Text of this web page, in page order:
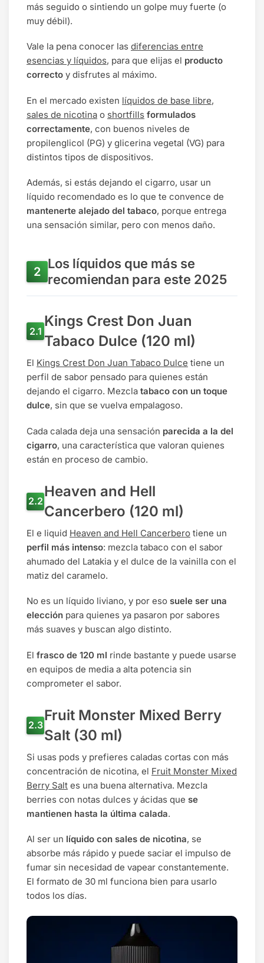
más seguido o sintiendo un golpe muy fuerte (o
muy débil).
Vale la pena conocer las diferencias entre
esencias y líquidos, para que elijas el producto
correcto y disfrutes al máximo.
En el mercado existen líquidos de base libre,
sales de nicotina o shortfills formulados
correctamente, con buenos niveles de
propilenglicol (PG) y glicerina vegetal (VG) para
distintos tipos de dispositivos.
Además, si estás dejando el cigarro, usar un
líquido recomendado es lo que te convence de
mantenerte alejado del tabaco, porque entrega
una sensación similar, pero con menos daño.
Los líquidos que más se
recomiendan para este 2025
Kings Crest Don Juan
Tabaco Dulce (120 ml)
El Kings Crest Don Juan Tabaco Dulce tiene un
perfil de sabor pensado para quienes están
dejando el cigarro. Mezcla tabaco con un toque
dulce, sin que se vuelva empalagoso.
Cada calada deja una sensación parecida a la del
cigarro, una característica que valoran quienes
están en proceso de cambio.
Heaven and Hell
Cancerbero (120 ml)
El e liquid Heaven and Hell Cancerbero tiene un
perfil más intenso: mezcla tabaco con el sabor
ahumado del Latakia y el dulce de la vainilla con el
matiz del caramelo.
No es un líquido liviano, y por eso suele ser una
elección para quienes ya pasaron por sabores
más suaves y buscan algo distinto.
El frasco de 120 ml rinde bastante y puede usarse
en equipos de media a alta potencia sin
comprometer el sabor.
Fruit Monster Mixed Berry
Salt (30 ml)
Si usas pods y prefieres caladas cortas con más
concentración de nicotina, el Fruit Monster Mixed
Berry Salt es una buena alternativa. Mezcla
berries con notas dulces y ácidas que se
mantienen hasta la última calada.
Al ser un líquido con sales de nicotina, se
absorbe más rápido y puede saciar el impulso de
fumar sin necesidad de vapear constantemente.
El formato de 30 ml funciona bien para usarlo
todos los días.